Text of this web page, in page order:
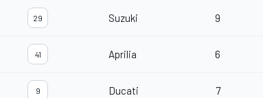
29 Suzuki 9
41 Aprilia 6
9 Ducati 7